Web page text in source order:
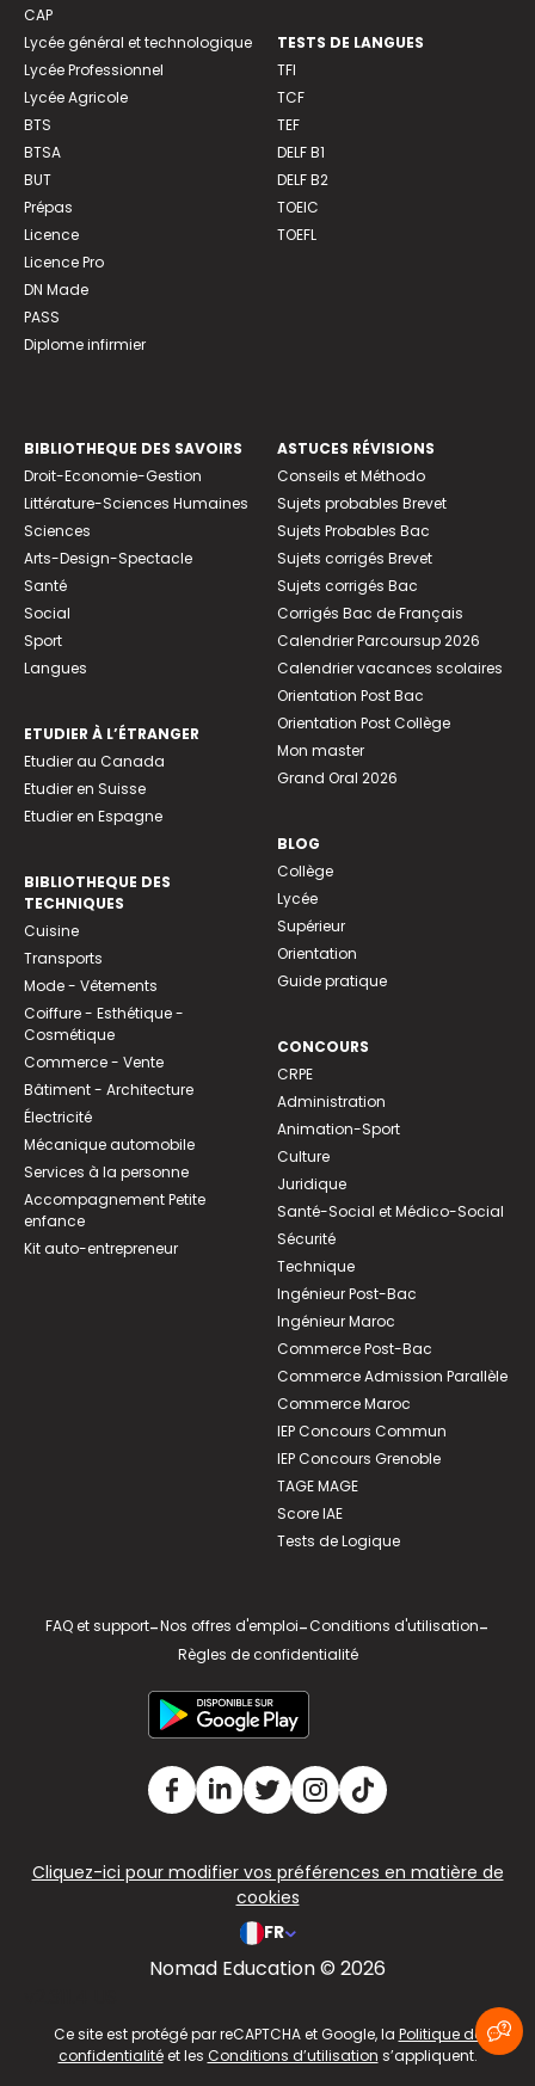
CAP
Lycée général et technologique
Lycée Professionnel
Lycée Agricole
BTS
BTSA
BUT
Prépas
Licence
Licence Pro
DN Made
PASS
Diplome infirmier
TESTS DE LANGUES
TFI
TCF
TEF
DELF B1
DELF B2
TOEIC
TOEFL
BIBLIOTHEQUE DES SAVOIRS
Droit-Economie-Gestion
Littérature-Sciences Humaines
Sciences
Arts-Design-Spectacle
Santé
Social
Sport
Langues
ETUDIER À L’ÉTRANGER
Etudier au Canada
Etudier en Suisse
Etudier en Espagne
BIBLIOTHEQUE DES
TECHNIQUES
Cuisine
Transports
Mode - Vêtements
Coiffure - Esthétique -
Cosmétique
Commerce - Vente
Bâtiment - Architecture
Électricité
Mécanique automobile
Services à la personne
Accompagnement Petite
enfance
Kit auto-entrepreneur
ASTUCES RÉVISIONS
Conseils et Méthodo
Sujets probables Brevet
Sujets Probables Bac
Sujets corrigés Brevet
Sujets corrigés Bac
Corrigés Bac de Français
Calendrier Parcoursup 2026
Calendrier vacances scolaires
Orientation Post Bac
Orientation Post Collège
Mon master
Grand Oral 2026
BLOG
Collège
Lycée
Supérieur
Orientation
Guide pratique
CONCOURS
CRPE
Administration
Animation-Sport
Culture
Juridique
Santé-Social et Médico-Social
Sécurité
Technique
Ingénieur Post-Bac
Ingénieur Maroc
Commerce Post-Bac
Commerce Admission Parallèle
Commerce Maroc
IEP Concours Commun
IEP Concours Grenoble
TAGE MAGE
Score IAE
Tests de Logique
FAQ et support-Nos offres d'emploi-Conditions d'utilisation-
Règles de confidentialité
Cliquez-ici pour modifier vos préférences en matière de
cookies
FR
Nomad Education © 2026
Ce site est protégé par reCAPTCHA et Google, la Politique de
confidentialitéet les Conditions d’utilisation s’appliquent.